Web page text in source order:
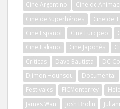
Cine Argentino
Cine de
Cine de Superhéroes
Cine de
Cine Español
Cine Europeo
Cine Italiano
Cine Japonés
Críticas
Dave Bautista DC
Djimon Hounsou
Documental
Festivales
FICMonterrey
James Wan
Josh Brolin